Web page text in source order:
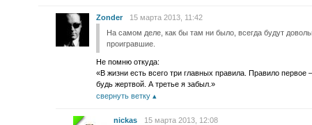
Zonder
15 марта 2013, 11:42
На самом деле, как бы там ни было, всегда будут
проигравшие.
Не помню откуда:
«В жизни есть всего три главных правила. Правило
будь жертвой. А третье я забыл.»
свернуть ветку
nickas
15 марта 2013, 12:08